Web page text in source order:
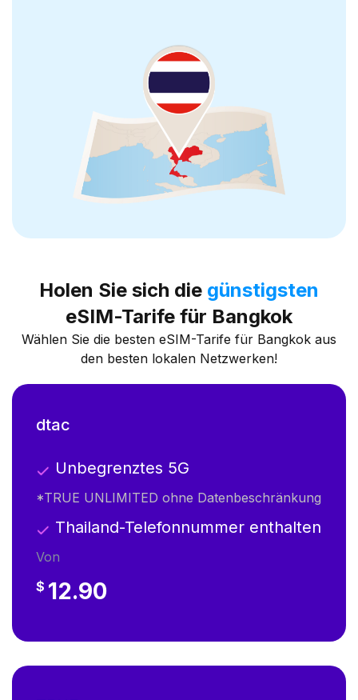
Holen Sie sich die günstigsten
eSIM-Tarife für Bangkok
Wählen Sie die besten eSIM-Tarife für Bangkok aus
den besten lokalen Netzwerken!
dtac
Unbegrenztes 5G
*TRUE UNLIMITED ohne Datenbeschränkung
Thailand-Telefonnummer enthalten
Von
$ 12.90